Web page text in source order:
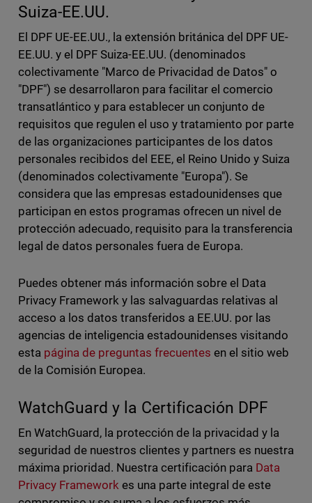
Suiza-EE.UU.
El DPF UE-EE.UU., la extensión británica del DPF UE-
EE.UU. y el DPF Suiza-EE.UU. (denominados
colectivamente "Marco de Privacidad de Datos" o
"DPF") se desarrollaron para facilitar el comercio
transatlántico y para establecer un conjunto de
requisitos que regulen el uso y tratamiento por parte
de las organizaciones participantes de los datos
personales recibidos del EEE, el Reino Unido y Suiza
(denominados colectivamente "Europa"). Se
considera que las empresas estadounidenses que
participan en estos programas ofrecen un nivel de
protección adecuado, requisito para la transferencia
legal de datos personales fuera de Europa.
Puedes obtener más información sobre el Data
Privacy Framework y las salvaguardas relativas al
acceso a los datos transferidos a EE.UU. por las
agencias de inteligencia estadounidenses visitando
esta página de preguntas frecuentes en el sitio web
de la Comisión Europea.
WatchGuard y la Certificación DPF
En WatchGuard, la protección de la privacidad y la
seguridad de nuestros clientes y partners es nuestra
máxima prioridad. Nuestra certificación para Data
Privacy Frameworkes una parte integral de este